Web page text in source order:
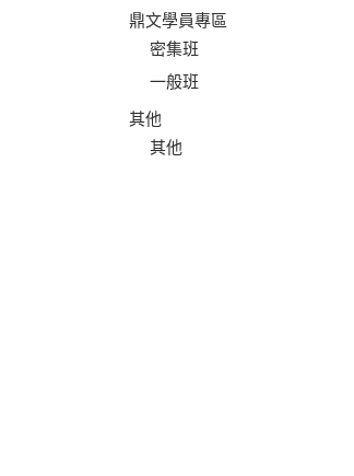
鼎文學員專區
密集班
一般班
其他
其他